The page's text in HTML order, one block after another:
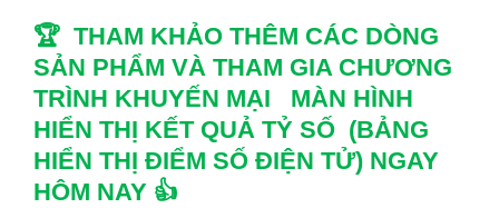
🏆 THAM KHẢO THÊM CÁC DÒNG
SẢN PHẨM VÀ THAM GIA CHƯƠNG
TRÌNH KHUYẾN MẠI MÀN HÌNH
HIỂN THỊ KẾT QUẢ TỶ SỐ (BẢNG
HIỂN THỊ ĐIỂM SỐ ĐIỆN TỬ) NGAY
HÔM NAY 👍